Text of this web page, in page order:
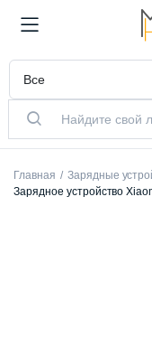
Главная Зарядные
Зарядное устройство